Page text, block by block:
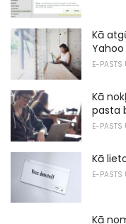
Kā
Yahoo
E-PASTS
Kā
pasta
E-PASTS
Kā
E-PASTS
Kā